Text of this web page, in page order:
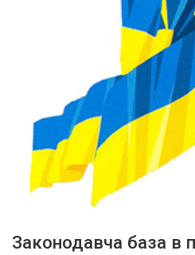
Законодавча база в